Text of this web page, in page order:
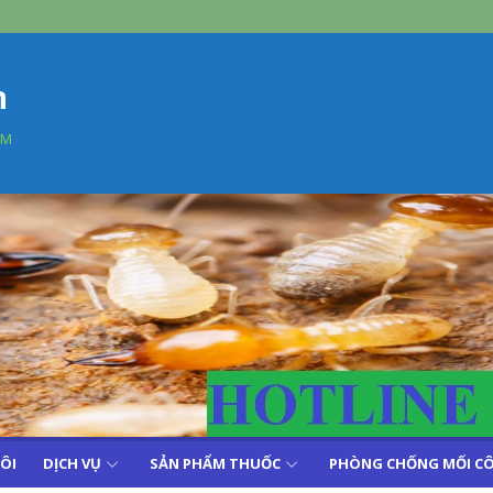
DỊCH VỤ SẢN PHẨM THUỐC PHÒNG CHỐNG MỐI